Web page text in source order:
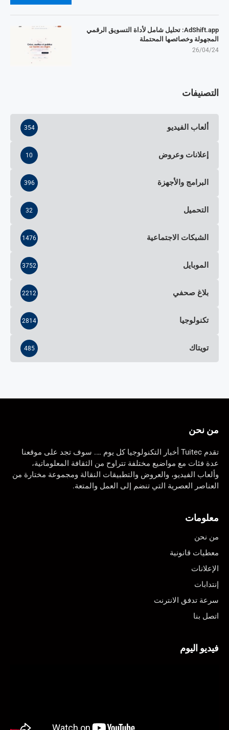
AdShift.app: تحليل شامل لأداة التسويق الرقمي
المجهولة وخصائصها المحتملة
26/04/24
التصنيفات
ألعاب الفيديو 354
إعلانات وعروض 10
البرامج والأجهزة 396
التحميل 32
الشبكات الاجتماعية 1476
الموبايل 3752
بلاغ صحفي 2212
تكنولوجيا 2814
تويتاك 485
من نحن
تقدم Tuitec أخبار التكنولوجيا كل يوم …. سوف تجد على موقعنا
عدة فئات مع مواضيع مختلفة تتراوح من الثقافة المعلوماتية،
وألعاب الفيديو، والعروض والتطبيقات النقالة ومجموعة مختارة من
العناصر العصرية التي تنضم إلى العمل والمتعة.
معلومات
من نحن
معطيات قانونية
الإعلانات
إنتدابات
سرعة تدفق الانترنت
اتصل بنا
فيديو اليوم